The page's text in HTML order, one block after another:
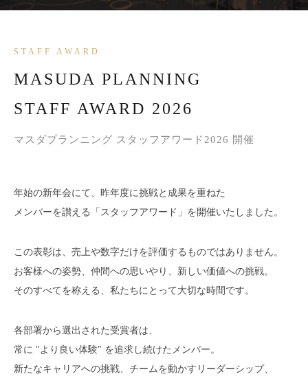
STAFF AWARD
MASUDA PLANNING
STAFF AWARD 2026
マスダプランニング スタッフアワード2026 開催
年始の新年会にて、昨年度に挑戦と成果を重ねた
メンバーを讃える「スタッフアワード」を開催いたしました。
この表彰は、売上や数字だけを評価するものではありません。
お客様への姿勢、仲間への思いやり、新しい価値への挑戦。
そのすべてを称える、私たちにとって大切な時間です。
各部署から選出された受賞者は、
常に "より良い体験" を追求し続けたメンバー。
新たなキャリアへの挑戦、チームを動かすリーダーシップ、